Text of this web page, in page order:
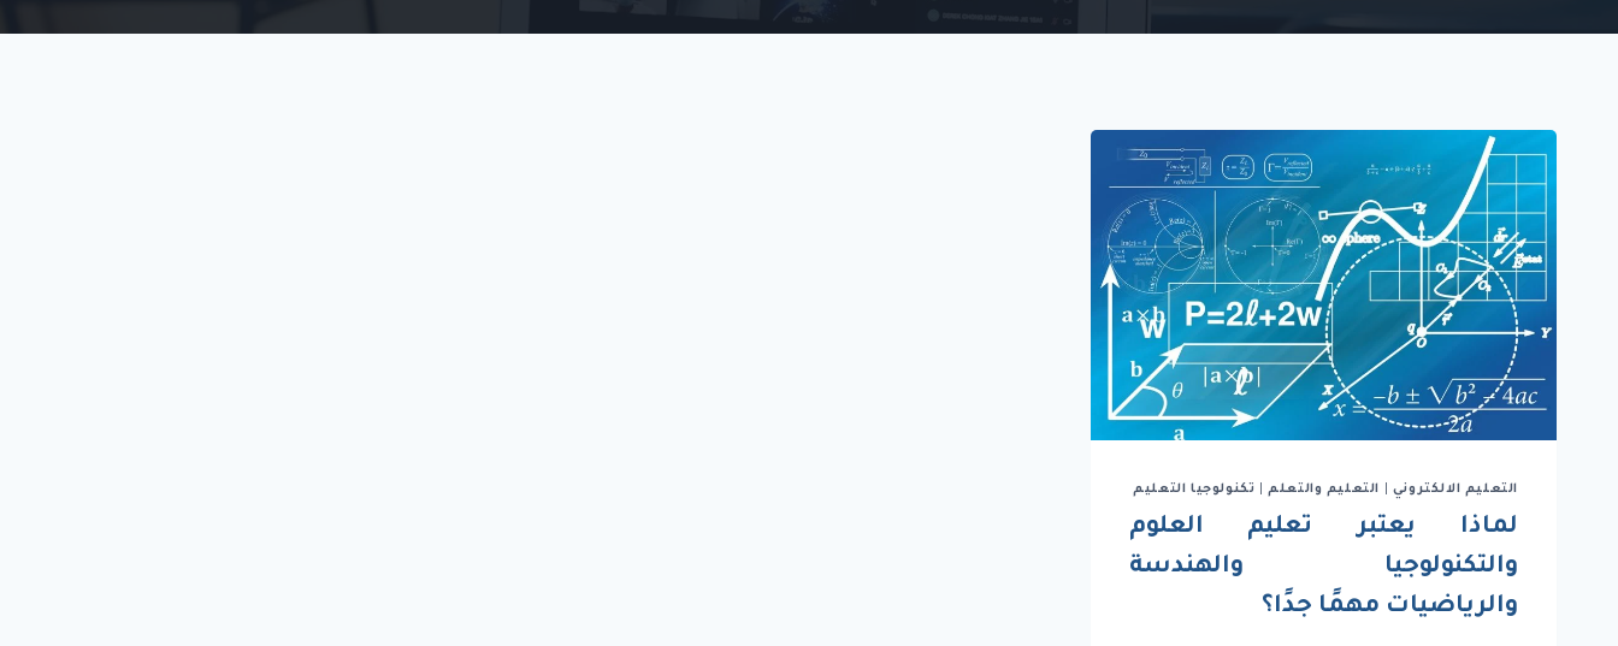
التعليم الالكتروني التعليم والتعلم| تكنولوجيا التعليم
لماذا يعتبر تعليم العلوم
والتكنولوجيا والهندسة
والرياضيات مهمًا جدًا؟